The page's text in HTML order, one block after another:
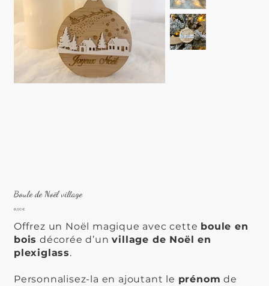
Boule de Noël village
Prix
8,00 €
Offrez un Noël magique avec cette boule en
bois décorée d’unvillage de Noël en
plexiglass.
Personnalisez-la en ajoutant le prénom de